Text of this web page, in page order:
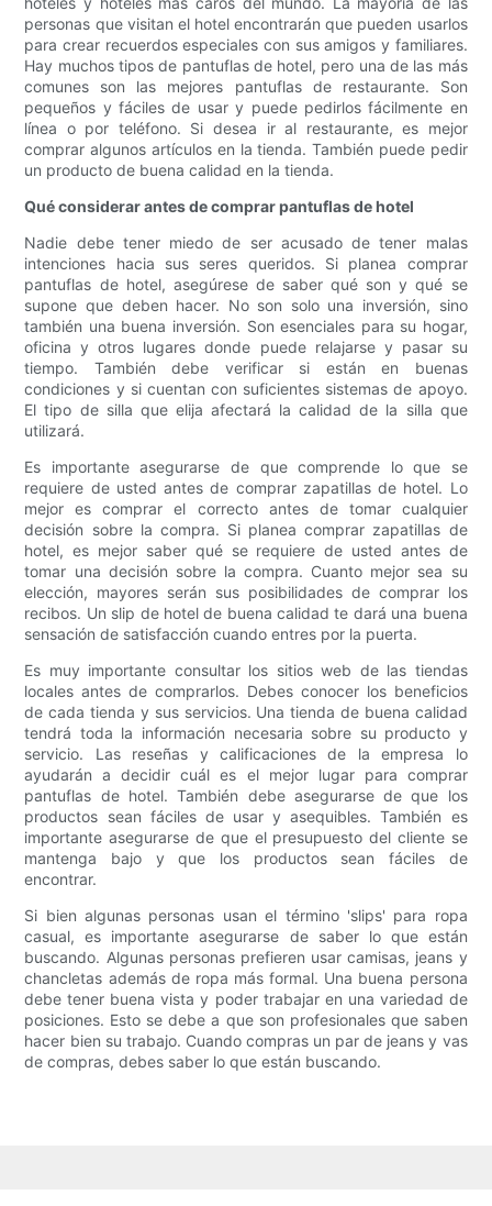
personas que visitan el hotel encontrarán que pueden usarlos
para crear recuerdos especiales con sus amigos y familiares.
Hay muchos tipos de pantuflas de hotel, pero una de las más
comunes son las mejores pantuflas de restaurante. Son
pequeños y fáciles de usar y puede pedirlos fácilmente en
línea o por teléfono. Si desea ir al restaurante, es mejor
comprar algunos artículos en la tienda. También puede pedir
un producto de buena calidad en la tienda.
Qué considerar antes de comprar pantuflas de hotel
Nadie debe tener miedo de ser acusado de tener malas
intenciones hacia sus seres queridos. Si planea comprar
pantuflas de hotel, asegúrese de saber qué son y qué se
supone que deben hacer. No son solo una inversión, sino
también una buena inversión. Son esenciales para su hogar,
oficina y otros lugares donde puede relajarse y pasar su
tiempo. También debe verificar si están en buenas
condiciones y si cuentan con suficientes sistemas de apoyo.
El tipo de silla que elija afectará la calidad de la silla que
utilizará.
Es importante asegurarse de que comprende lo que se
requiere de usted antes de comprar zapatillas de hotel. Lo
mejor es comprar el correcto antes de tomar cualquier
decisión sobre la compra. Si planea comprar zapatillas de
hotel, es mejor saber qué se requiere de usted antes de
tomar una decisión sobre la compra. Cuanto mejor sea su
elección, mayores serán sus posibilidades de comprar los
recibos. Un slip de hotel de buena calidad te dará una buena
sensación de satisfacción cuando entres por la puerta.
Es muy importante consultar los sitios web de las tiendas
locales antes de comprarlos. Debes conocer los beneficios
de cada tienda y sus servicios. Una tienda de buena calidad
tendrá toda la información necesaria sobre su producto y
servicio. Las reseñas y calificaciones de la empresa lo
ayudarán a decidir cuál es el mejor lugar para comprar
pantuflas de hotel. También debe asegurarse de que los
productos sean fáciles de usar y asequibles. También es
importante asegurarse de que el presupuesto del cliente se
mantenga bajo y que los productos sean fáciles de
encontrar.
Si bien algunas personas usan el término 'slips' para ropa
casual, es importante asegurarse de saber lo que están
buscando. Algunas personas prefieren usar camisas, jeans y
chancletas además de ropa más formal. Una buena persona
debe tener buena vista y poder trabajar en una variedad de
posiciones. Esto se debe a que son profesionales que saben
hacer bien su trabajo. Cuando compras un par de jeans y vas
de compras, debes saber lo que están buscando.